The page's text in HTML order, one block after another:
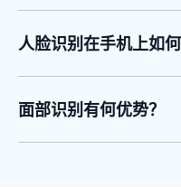
人脸识别在手机上如何
面部识别有何优势？